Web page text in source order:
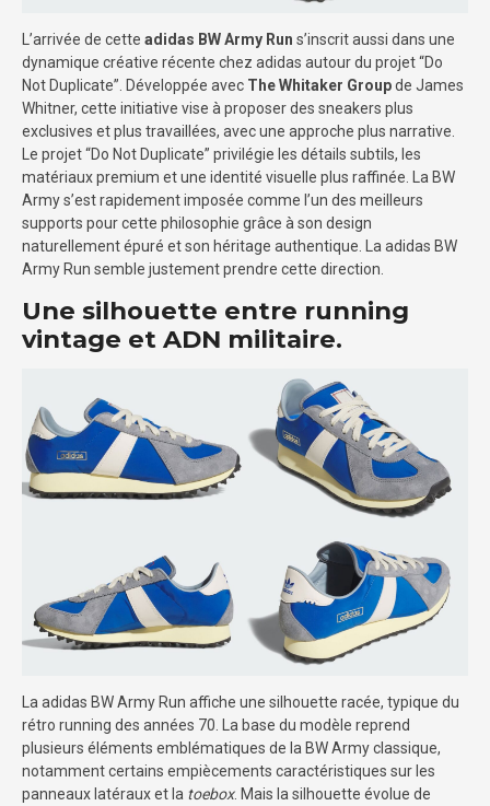
L’arrivée de cette adidas BW Army Run s’inscrit aussi dans une
dynamique créative récente chez adidas autour du projet “Do
Not Duplicate”. Développée avec The Whitaker Groupde James
Whitner, cette initiative vise à proposer des sneakers plus
exclusives et plus travaillées, avec une approche plus narrative.
Le projet “Do Not Duplicate” privilégie les détails subtils, les
matériaux premium et une identité visuelle plus raffinée. La BW
Army s’est rapidement imposée comme l’un des meilleurs
supports pour cette philosophie grâce à son design
naturellement épuré et son héritage authentique. La adidas BW
Army Run semble justement prendre cette direction.
Une silhouette entre running
vintage et ADN militaire.
La adidas BW Army Run affiche une silhouette racée, typique du
rétro running des années 70. La base du modèle reprend
plusieurs éléments emblématiques de la BW Army classique,
notamment certains empiècements caractéristiques sur les
panneaux latéraux et la toebox. Mais la silhouette évolue de